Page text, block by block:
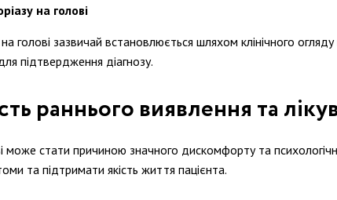
на голові
на голові зазвичай встановлюється шляхом клінічного
підтвердження діагнозу.
раннього виявлення та
може стати причиною значного дискомфорту та
та підтримати якість життя пацієнта.